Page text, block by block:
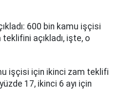
600 bin kamu işçisi
açıkladı, işte, o
işçisi için ikinci zam teklifi
yüzde 17, ikinci 6 ayı için